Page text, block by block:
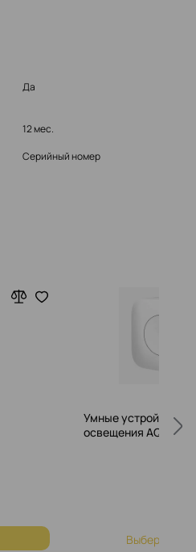
Да
12 мес.
Серийный номер
Умные устройства
освещения AQARA
Выберите